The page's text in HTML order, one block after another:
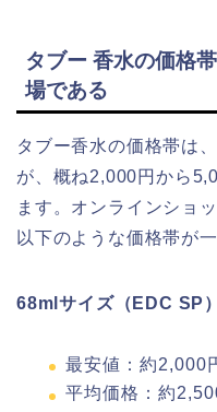
タブー 香水の価格
場である
タブー香水の価格帯は
が、概ね2,000円から
ます。オンラインショ
以下のような価格帯が
68mlサイズ（EDC SP
最安値：約2,000
平均価格：約